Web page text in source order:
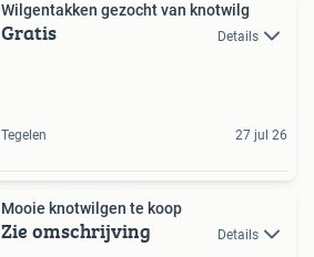
Wilgentakken gezocht van knotwilg
Gratis Details
Tegelen 27 jul 26
Mooie knotwilgen te koop
Zie omschrijving Details